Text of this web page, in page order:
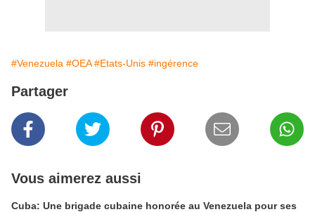
#Venezuela #OEA #Etats-Unis #ingérence
Partager
Vous aimerez aussi
Cuba: Une brigade cubaine honorée au Venezuela pour ses